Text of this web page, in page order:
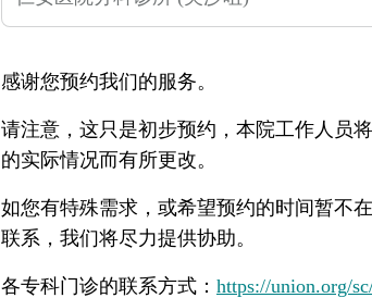
感谢您预约我们的服务。
请注意，这只是初步预约，本院工作人员
的实际情况而有所更改。
如您有特殊需求，或希望预约的时间暂不
联系，我们将尽力提供协助。
各专科门诊的联系方式： https://union.org/